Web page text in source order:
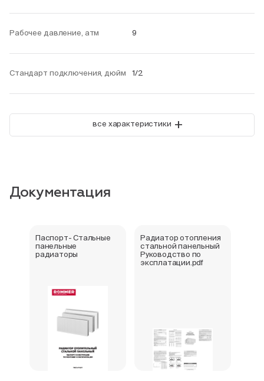
Рабочее давление, атм 9
Стандарт подключения, дюйм 1/2
все характеристики +
Документация
Паспорт- Стальные
панельные
радиаторы
Радиатор отопления
стальной панельный
Руководство по
эксплатации.pdf